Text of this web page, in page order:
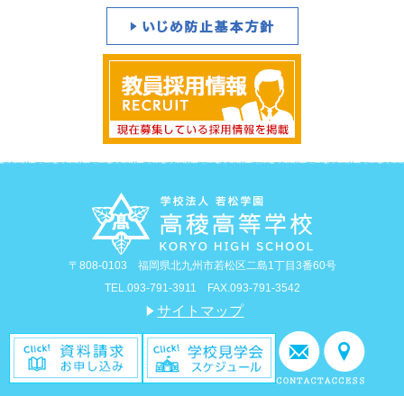
〒808-0103 福岡県北九州市若松区二島1丁目3番60号
TEL.093-791-3911 FAX.093-791-3542
サイトマップ